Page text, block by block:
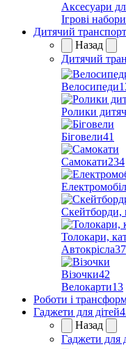
Аксесуари
Ігрові набори
Дитячий транспорт
Назад
Дитячий
Велосипеди
Ролики
Біговели41
Самокати234
Скейтборди,
Толокари,
Автокрісла37
Візочки42
Велокарти13
Роботи і
Гаджети для дітей
Назад
Гаджети для